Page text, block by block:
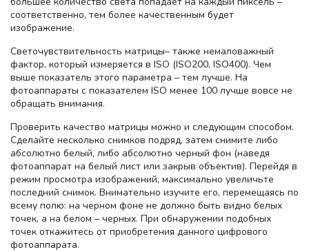
соответственно, тем более качественным будет
изображение.
Светочувствительность матрицы– также немаловажный
фактор, который измеряется в ISO (ISO200, ISO400). Чем
выше показатель этого параметра – тем лучше. На
фотоаппараты с показателем ISO менее 100 лучше вовсе не
обращать внимания.
Проверить качество матрицы можно и следующим способом.
Сделайте несколько снимков подряд, затем снимите либо
абсолютно белый, либо абсолютно черный фон (наведя
фотоаппарат на белый лист или закрыв объектив). Перейдя в
режим просмотра изображений, максимально увеличьте
последний снимок. Внимательно изучите его, перемещаясь по
всему полю: на черном фоне не должно быть видно белых
точек, а на белом – черных. При обнаружении подобных
точек откажитесь от приобретения данного цифрового
фотоаппарата.